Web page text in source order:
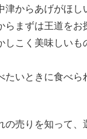
津からあげがほし
らまずは王道をお
しこく美味しい
たいときに食べ
の売りを知って、